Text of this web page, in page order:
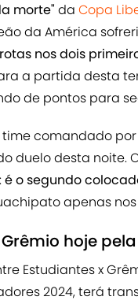
morte" da Copa
da América
nos dois
a partida desta
de pontos para
comandado
duelo desta noite.
é o segundo
apenas
hoje
Estudiantes x
2024, terá